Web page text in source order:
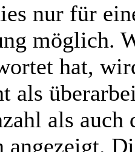
nur für
möglich.
hat,
als
als
angezeigt.